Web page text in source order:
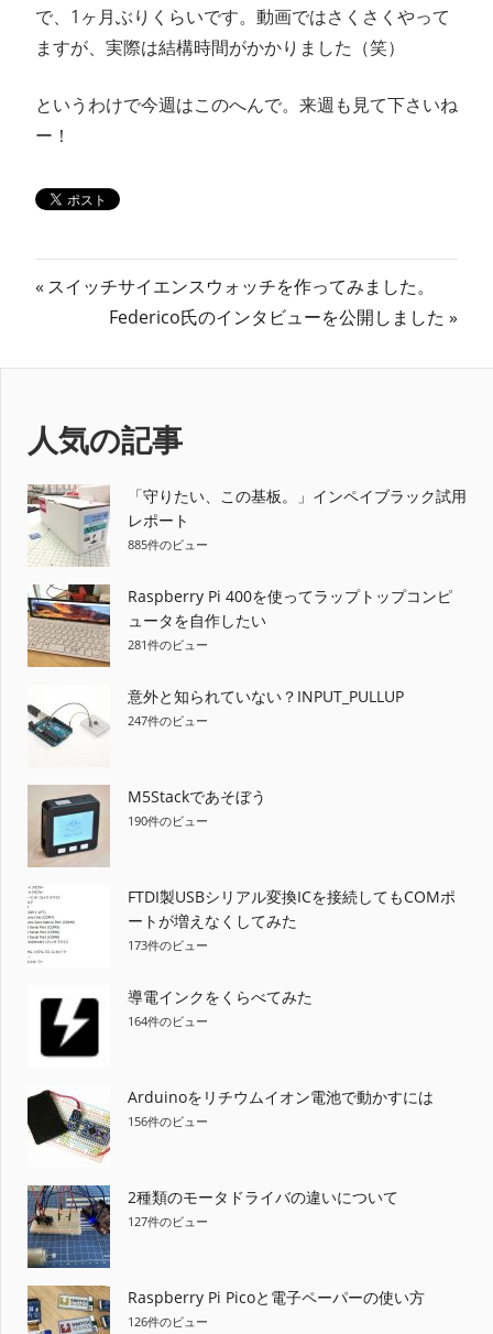
で、1ヶ月ぶりくらいです。動画ではさくさくやって
ますが、実際は結構時間がかかりました（笑）
というわけで今週はこのへんで。来週も見て下さいね
ー！
投
ナ
ビ
ゲ
ー
シ
ョ
ン
前
スイッチサイエンスウォッチを作ってみました。
次
Federico氏のインタビューを公開しました
人気の記事
「守りたい、この基板。」インペイブラック試用
レポート
885件のビュー
Raspberry Pi 400を使ってラップトップコンピ
ュータを自作したい
281件のビュー
意外と知られていない？INPUT_PULLUP
247件のビュー
M5Stackであそぼう
190件のビュー
FTDI製USBシリアル変換ICを接続してもCOMポ
ートが増えなくしてみた
173件のビュー
導電インクをくらべてみた
164件のビュー
Arduinoをリチウムイオン電池で動かすには
156件のビュー
2種類のモータドライバの違いについて
127件のビュー
Raspberry Pi Picoと電子ペーパーの使い方
126件のビュー